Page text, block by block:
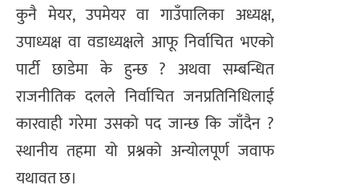
कुनै मेयर, उपमेयर वा गाउँपालिका अध्यक्ष,
उपाध्यक्ष वा वडाध्यक्षले आफू निर्वाचित भएको
पार्टी छाडेमा के हुन्छ ? अथवा सम्बन्धित
राजनीतिक दलले निर्वाचित जनप्रतिनिधिलाई
कारवाही गरेमा उसको पद जान्छ कि जाँदैन ?
स्थानीय तहमा यो प्रश्नको अन्योलपूर्ण जवाफ
यथावत छ।